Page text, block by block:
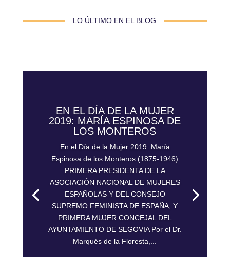
LO ÚLTIMO EN EL BLOG
EN EL DÍA DE LA MUJER
2019: MARÍA ESPINOSA DE
LOS MONTEROS
En el Día de la Mujer 2019: María
Espinosa de los Monteros (1875-1946)
PRIMERA PRESIDENTA DE LA
ASOCIACIÓN NACIONAL DE MUJERES
ESPAÑOLAS Y DEL CONSEJO
SUPREMO FEMINISTA DE ESPAÑA, Y
PRIMERA MUJER CONCEJAL DEL
AYUNTAMIENTO DE SEGOVIA Por el Dr.
Marqués de la Floresta,...